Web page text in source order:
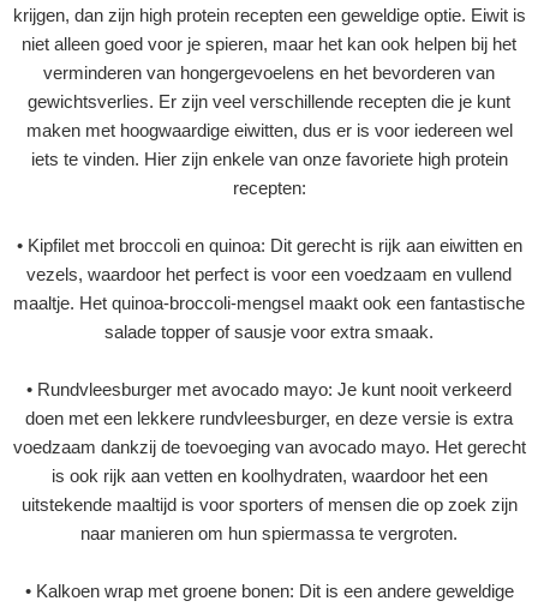
krijgen, dan zijn high protein recepten een geweldige optie. Eiwit is
niet alleen goed voor je spieren, maar het kan ook helpen bij het
verminderen van hongergevoelens en het bevorderen van
gewichtsverlies. Er zijn veel verschillende recepten die je kunt
maken met hoogwaardige eiwitten, dus er is voor iedereen wel
iets te vinden. Hier zijn enkele van onze favoriete high protein
recepten:
• Kipfilet met broccoli en quinoa: Dit gerecht is rijk aan eiwitten en
vezels, waardoor het perfect is voor een voedzaam en vullend
maaltje. Het quinoa-broccoli-mengsel maakt ook een fantastische
salade topper of sausje voor extra smaak.
• Rundvleesburger met avocado mayo: Je kunt nooit verkeerd
doen met een lekkere rundvleesburger, en deze versie is extra
voedzaam dankzij de toevoeging van avocado mayo. Het gerecht
is ook rijk aan vetten en koolhydraten, waardoor het een
uitstekende maaltijd is voor sporters of mensen die op zoek zijn
naar manieren om hun spiermassa te vergroten.
• Kalkoen wrap met groene bonen: Dit is een andere geweldige